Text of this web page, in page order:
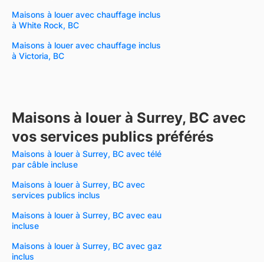
Maisons à louer avec chauffage inclus
à White Rock, BC
Maisons à louer avec chauffage inclus
à Victoria, BC
Maisons à louer à Surrey, BC avec
vos services publics préférés
Maisons à louer à Surrey, BC avec télé
par câble incluse
Maisons à louer à Surrey, BC avec
services publics inclus
Maisons à louer à Surrey, BC avec eau
incluse
Maisons à louer à Surrey, BC avec gaz
inclus